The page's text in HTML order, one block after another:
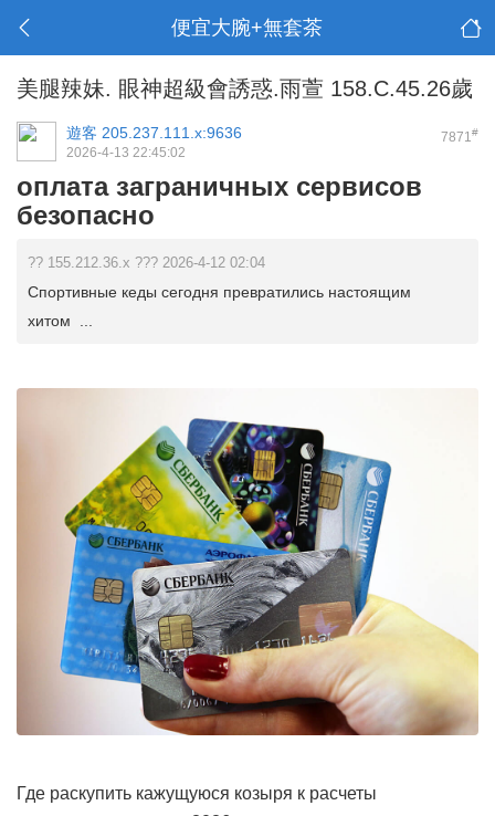
便宜大腕+無套茶
美腿辣妹. 眼神超級會誘惑.雨萱 158.C.45.26歲
7871#
遊客 205.237.111.x:9636
2026-4-13 22:45:02
оплата заграничных сервисов
безопасно
?? 155.212.36.x ??? 2026-4-12 02:04
Спортивные кеды сегодня превратились настоящим
хитом ...
Где раскупить кажущуюся козыря к расчеты